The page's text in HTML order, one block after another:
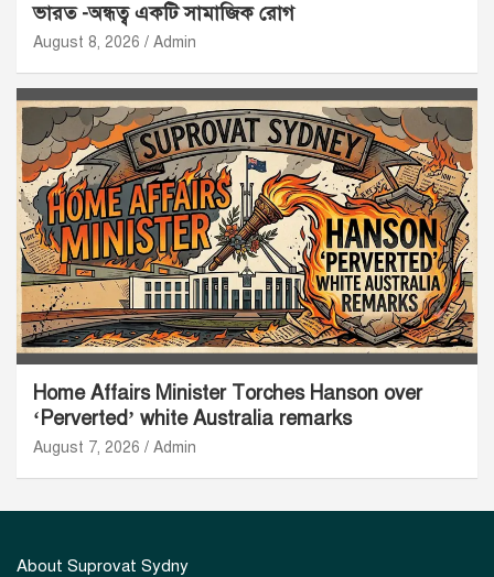
ভারত -অন্ধত্ব একটি সামাজিক রোগ
August 8, 2026 Admin
Home Affairs Minister Torches Hanson over
‘Perverted’ white Australia remarks
August 7, 2026 Admin
About Suprovat Sydny